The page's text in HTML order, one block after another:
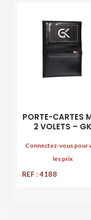
PORTE-CARTES
2 VOLETS – GK
Connectez-vous pour
les prix
REF : 4188